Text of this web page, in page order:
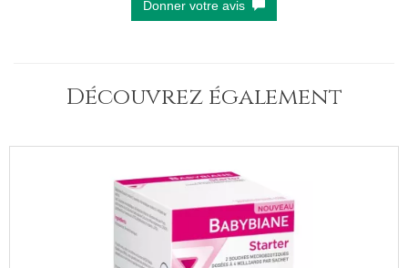
Donner votre avis
Découvrez également